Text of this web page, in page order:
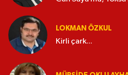
LOKMAN ÖZKUL
Kirli çark...